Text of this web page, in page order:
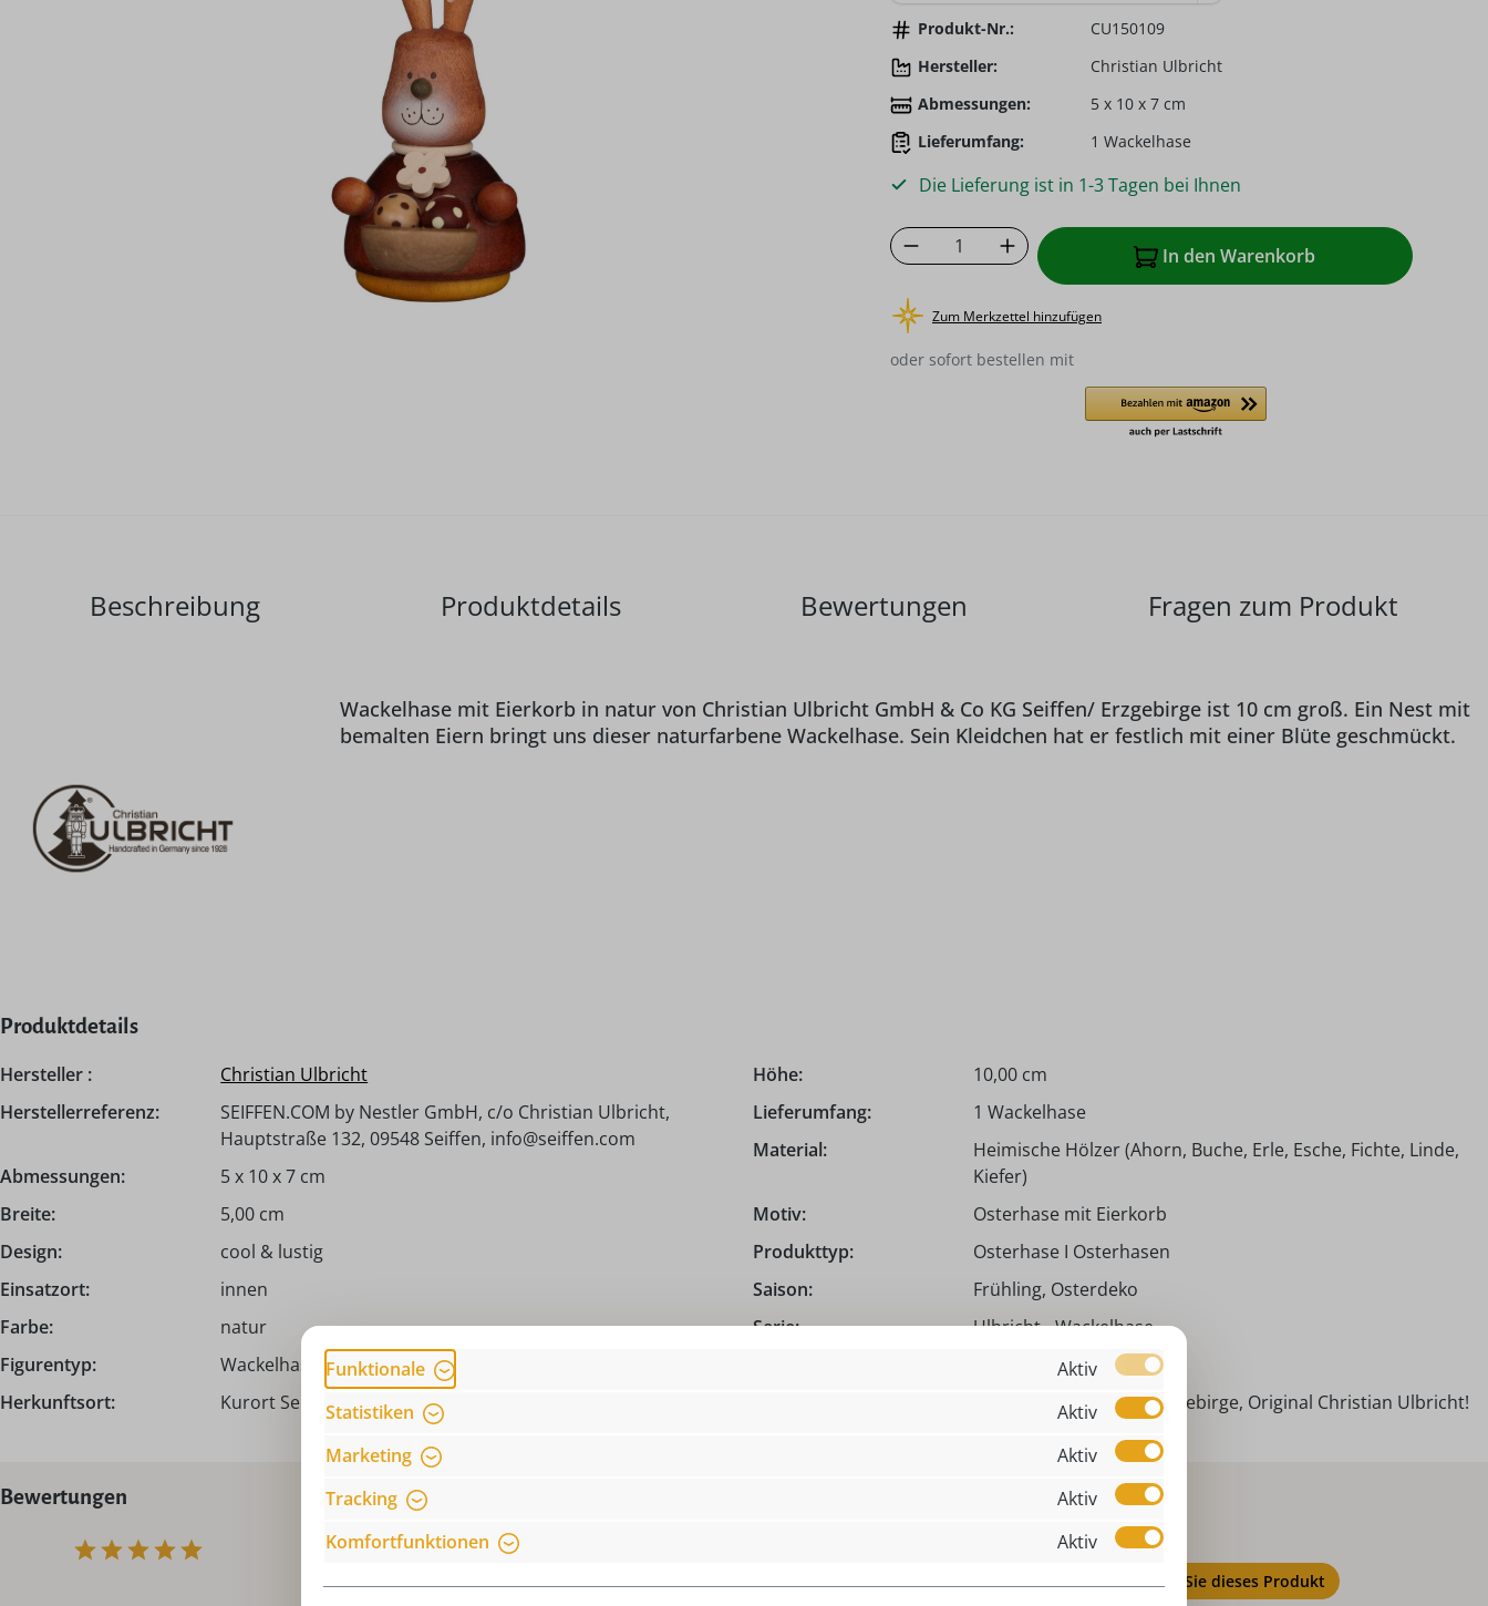
Produkt-Nr.:
CU150109
Hersteller:
Christian Ulbricht
Abmessungen:
5 x 10 x 7 cm
Lieferumfang:
1 Wackelhase
Die Lieferung ist in 1-3 Tagen bei Ihnen
Produkt Anzahl: Gib den gewünschten Wert
In den Warenkorb
Zum Merkzettel hinzufügen
oder sofort bestellen mit
Beschreibung Produktdetails Bewertungen Fragen zum Produkt
Wackelhase mit Eierkorb in natur von Christian Ulbricht GmbH & Co KG Seiffen/ Erzgebirge ist 10 cm groß. Ein Nest mit
bemalten Eiern bringt uns dieser naturfarbene Wackelhase. Sein Kleidchen hat er festlich mit einer Blüte geschmückt.
Produktdetails
Hersteller :
Christian Ulbricht
Herstellerreferenz:
SEIFFEN.COM by Nestler GmbH, c/o Christian Ulbricht,
Hauptstraße 132, 09548 Seiffen, info@seiffen.com
Abmessungen:
5 x 10 x 7 cm
Breite:
5,00 cm
Design:
cool & lustig
Einsatzort:
innen
Farbe:
natur
Figurentyp:
Wackelhase
Herkunftsort:
Kurort Seiffen | Erzgebirge
Höhe:
10,00 cm
Lieferumfang:
1 Wackelhase
Material:
Heimische Hölzer (Ahorn, Buche, Erle, Esche, Fichte, Linde,
Kiefer)
Motiv:
Osterhase mit Eierkorb
Produkttyp:
Osterhase I Osterhasen
Saison:
Frühling, Osterdeko
Serie:
Ulbricht - Wackelhase
Handarbeit aus dem Erzgebirge, Original Christian Ulbricht!
Bewertungen
Bewerten Sie dieses Produkt
Funktionale
Aktiv
Statistiken
Aktiv
Marketing
Aktiv
Tracking
Aktiv
Komfortfunktionen
Aktiv